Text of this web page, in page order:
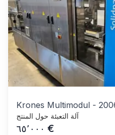
Krones Multimodul -
آلة التعبئة حول المنتج
٦٥٬٠٠٠ €